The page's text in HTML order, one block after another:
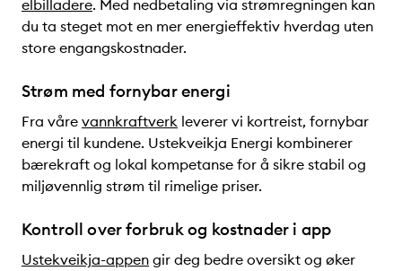
elbilladere. Med nedbetaling via strømregningen kan
du ta steget mot en mer energieffektiv hverdag uten
store engangskostnader.
Strøm med fornybar energi
Fra våre vannkraftverk leverer vi kortreist, fornybar
energi til kundene. Ustekveikja Energi kombinerer
bærekraft og lokal kompetanse for å sikre stabil og
miljøvennlig strøm til rimelige priser.
Kontroll over forbruk og kostnader i app
Ustekveikja-appen gir deg bedre oversikt og øker